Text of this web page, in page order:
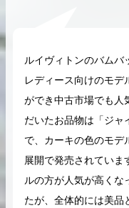
希少なリザード素材のバ
バーキン相場解説
コラムをさらにみる
ルイヴィトンのバムバ
レディース向けのモデ
ができ中古市場でも人
だいたお品物は「ジャ
で、カーキの色のモデ
展開で発売されていま
ルの方が人気が高くな
たが、全体的には美品